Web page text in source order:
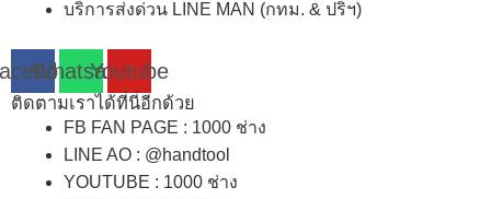
บริการส่งด่วน LINE MAN (กทม. & ปริฯ)
WhatsappYoutube
ติดตามเราได้ที่นี่อีกด้วย
FB FAN PAGE : 1000 ช่าง
LINE AO : @handtool
YOUTUBE : 1000 ช่าง